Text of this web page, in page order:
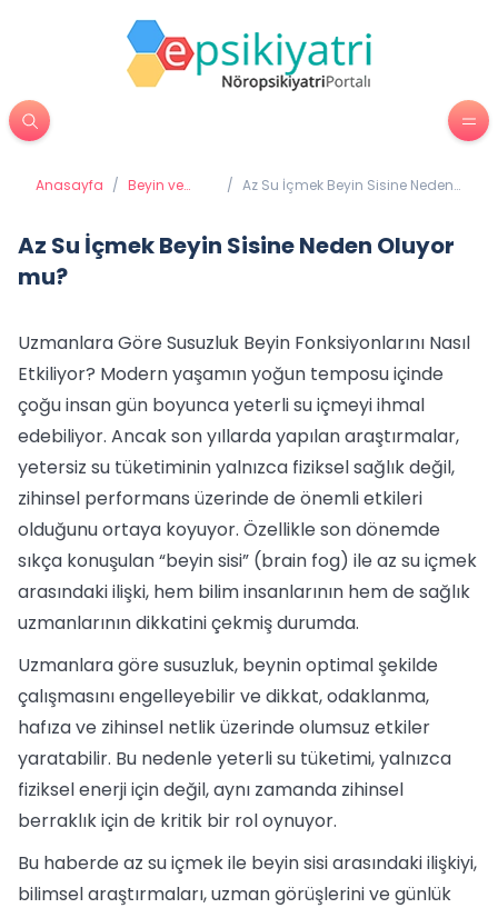
Anasayfa / Beyin ve
/ Az Su İçmek Beyin Sisine Neden
Az Su İçmek Beyin Sisine Neden Oluyor
mu?
Uzmanlara Göre Susuzluk Beyin Fonksiyonlarını Nasıl
Etkiliyor? Modern yaşamın yoğun temposu içinde
çoğu insan gün boyunca yeterli su içmeyi ihmal
edebiliyor. Ancak son yıllarda yapılan araştırmalar,
yetersiz su tüketiminin yalnızca fiziksel sağlık değil,
zihinsel performans üzerinde de önemli etkileri
olduğunu ortaya koyuyor. Özellikle son dönemde
sıkça konuşulan “beyin sisi” (brain fog) ile az su içmek
arasındaki ilişki, hem bilim insanlarının hem de sağlık
uzmanlarının dikkatini çekmiş durumda.
Uzmanlara göre susuzluk, beynin optimal şekilde
çalışmasını engelleyebilir ve dikkat, odaklanma,
hafıza ve zihinsel netlik üzerinde olumsuz etkiler
yaratabilir. Bu nedenle yeterli su tüketimi, yalnızca
fiziksel enerji için değil, aynı zamanda zihinsel
berraklık için de kritik bir rol oynuyor.
Bu haberde az su içmek ile beyin sisi arasındaki ilişkiyi,
bilimsel araştırmaları, uzman görüşlerini ve günlük